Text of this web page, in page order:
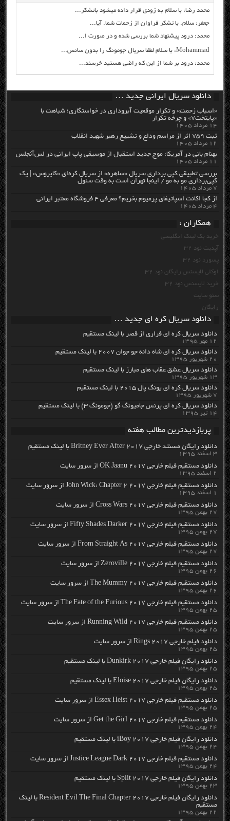
محمد رضا: با سلام به زودی قرار داده میشود باتشکر...
جعفر: سلام. با تشکر فراوان از زحمات شما. آیا...
محمد: درود پیشنهاد شما بررسی شده و در صورت ا...
Mohammad: با سلام لطفا سریال جومونگ را بدون سانس...
محمد: درود بر شما از این که راضی هستید خرسند...
دانلود سریال ایرانی جدید …
«اسباب زحمت» و تکرار موقعیت آبروداری در خواستگاری؛ شباهت با
«پایتخت۷» و چرخه تکرار
۱۴ مرداد ۱۴۰۵
ثبت ۷۵۹ اثر از مراسم وداع و تشییع رهبر شهید انقلاب
۱۲ مرداد ۱۴۰۵
بهنام بانی در آمریکا: موج جدید استقبال از موسیقی پاپ ایرانی در لس‌آنجلس
۱۱ مرداد ۱۴۰۵
بررسی تطبیقی کپی برداری سریال «ساهره» از سریال کره‌ای «کایروس» | یک
کپی‌برداری مو به مو / اینجا تهران است به وقت سئول
۷ مرداد ۱۴۰۵
از کجا اکانت اسپاتیفای پرمیوم بخریم؟ معرفی ۴ فروشگاه معتبر ایرانی
۴ مرداد ۱۴۰۵
همکاران :
خرید بک لینک انگلیسی
آپدیت نود 32
پسورد نود 32
اوکلی لایسنس رایگان نود 32
خرید لایسنس نود 32
سئو سایت
رایگان
دانلود سریال کره ای جدید …
دانلود سریال کره ای فراری از قصر با لینک مستقیم
۱۲ مهر ۱۳۹۵
دانلود سریال کره ای شاه دائه جو جوان ۲۰۰۷ با لینک مستقیم
۲۰ شهریور ۱۳۹۵
دانلود سریال عشق عقاب های مبارز با لینک مستقیم
۱۳ شهریور ۱۳۹۵
دانلود سریال کره ای یونگ پال ۲۰۱۵ با لینک مستقیم
۷ شهریور ۱۳۹۵
دانلود سریال کره ای پرنس جامیونگ گو (جومونگ ۳) با لینک مستقیم
۱۴ تیر ۱۳۹۵
پربازدیدترین مطالب هفته
دانلود رایگان مسنتد خارجی Britney Ever After 2017 با لینک مستقیم
۳ اسفند ۱۳۹۵
دانلود مستقیم فیلم خارجی OK Jaanu 2017 از سرور سایت
۲ اسفند ۱۳۹۵
دانلود مستقیم فیلم خارجی John Wick: Chapter 2 2017 از سرور سایت
۱ اسفند ۱۳۹۵
دانلود مستقیم فیلم خارجی Cross Wars 2017 از سرور سایت
۲۷ بهمن ۱۳۹۵
دانلود مستقیم فیلم خارجی Fifty Shades Darker 2017 از سرور سایت
۲۷ بهمن ۱۳۹۵
دانلود مستقیم فیلم خارجی From Straight As 2017 از سرور سایت
۲۷ بهمن ۱۳۹۵
دانلود مستقیم فیلم خارجی Zeroville 2017 از سرور سایت
۲۶ بهمن ۱۳۹۵
دانلود مستقیم فیلم خارجی The Mummy 2017 از سرور سایت
۲۶ بهمن ۱۳۹۵
دانلود مستقیم فیلم خارجی The Fate of the Furious 2017 از سرور سایت
۲۵ بهمن ۱۳۹۵
دانلود مستقیم فیلم خارجی Running Wild 2017 از سرور سایت
۲۵ بهمن ۱۳۹۵
دانلود فیلم خارجی Rings 2017 از سرور سایت
۲۵ بهمن ۱۳۹۵
دانلود رایگان فیلم خارجی Dunkirk 2017 با لینک مستقیم
۲۵ بهمن ۱۳۹۵
دانلود رایگان فیلم خارجی Eloise 2017 با لینک مستقیم
۲۵ بهمن ۱۳۹۵
دانلود مستقیم فیلم خارجی Essex Heist 2017 از سرور سایت
۲۵ بهمن ۱۳۹۵
دانلود مستقیم فیلم خارجی Get the Girl 2017 از سرور سایت
۲۴ بهمن ۱۳۹۵
دانلود رایگان فیلم خارجی iBoy 2017 با لینک مستقیم
۲۴ بهمن ۱۳۹۵
دانلود مستقیم فیلم خارجی Justice League Dark 2017 از سرور سایت
۲۴ بهمن ۱۳۹۵
دانلود رایگان فیلم خارجی Split 2017 با لینک مستقیم
۲۳ بهمن ۱۳۹۵
دانلود رایگان فیلم خارجی Resident Evil The Final Chapter 2017 با لینک
مستقیم
۲۲ بهمن ۱۳۹۵